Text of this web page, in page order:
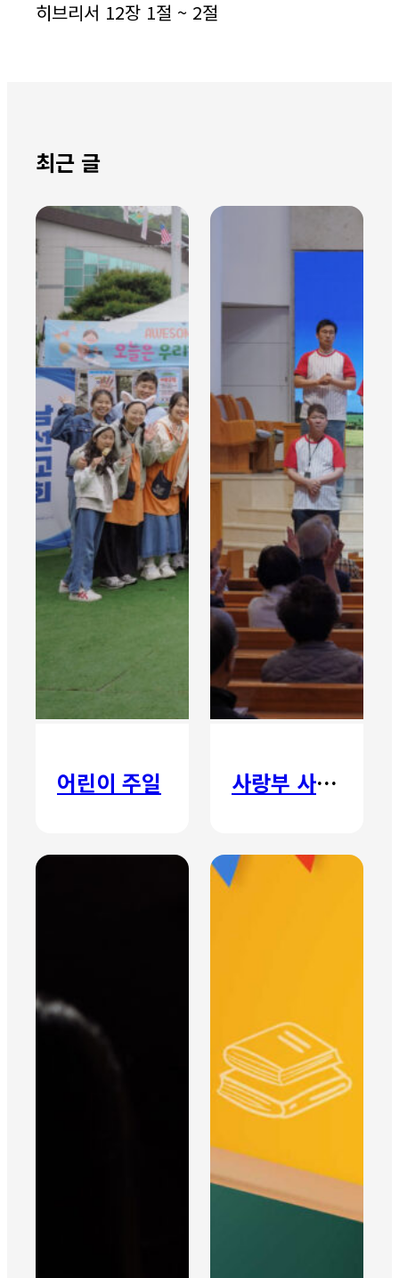
히브리서 12장 1절 ~ 2절
최근 글
어린이 주일 사랑부 사랑주일